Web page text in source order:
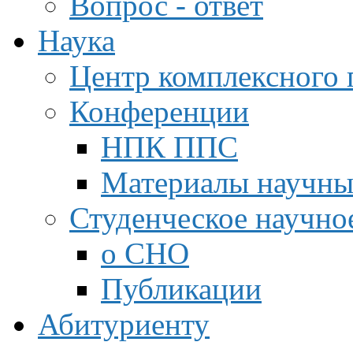
Наука
Центр
Конференции
НПК ППС
Материалы
Студенческое
о СНО
Публикации
Абитуриенту